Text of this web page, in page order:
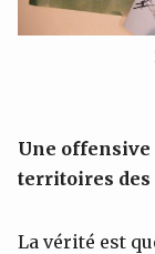
Une offensive
territoires des
La vérité est